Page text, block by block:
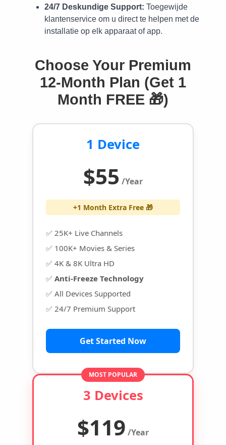
24/7 Deskundige Support: Toegewijde
klantenservice om u direct te helpen met de
installatie op elk apparaat of app.
Choose Your Premium
12-Month Plan (Get 1
Month FREE 🎁)
1 Device
$55 /Year
+1 Month Extra Free 🎁
✅ 25K+ Live Channels
✅ 100K+ Movies & Series
✅ 4K & 8K Ultra HD
✅ Anti-Freeze Technology
✅ All Devices Supported
✅ 24/7 Premium Support
Get Started Now
MOST POPULAR
3 Devices
$119 /Year